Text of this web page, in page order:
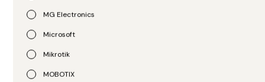
MG Electronics
Microsoft
Mikrotik
MOBOTIX